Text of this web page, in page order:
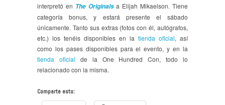
interpretó en The Originalsa Elijah Mikaelson. Tiene
categoría bonus, y estará presente el sábado
únicamente. Tanto sus extras (fotos con él, autógrafos,
etc.) los tenéis disponibles en la tienda oficial, así
como los pases disponibles para el evento, y en la
tienda oficial de la One Hundred Con, todo lo
relacionado con la misma.
Comparte esto: